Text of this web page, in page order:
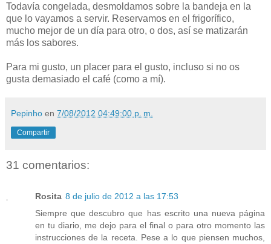
Todavía congelada, desmoldamos sobre la bandeja en la
que lo vayamos a servir. Reservamos en el frigorífico,
mucho mejor de un día para otro, o dos, así se matizarán
más los sabores.
Para mi gusto, un placer para el gusto, incluso si no os
gusta demasiado el café (como a mí).
Pepinho en 7/08/2012 04:49:00 p. m.
Compartir
31 comentarios:
Rosita 8 de julio de 2012 a las 17:53
Siempre que descubro que has escrito una nueva página
en tu diario, me dejo para el final o para otro momento las
instrucciones de la receta. Pese a lo que piensen muchos,